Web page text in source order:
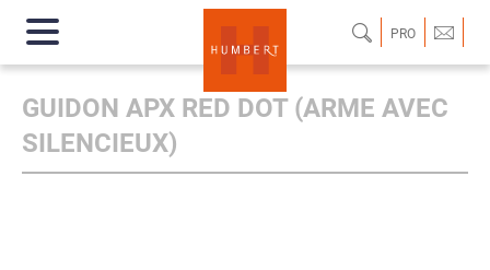
PRO
GUIDON APX RED DOT (ARME AVEC
SILENCIEUX)